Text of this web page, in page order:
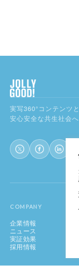
実写360°コンテンツ
安心安全な共生社会へ
COMPANY
企業情報
ニュース
実証効果
採用情報